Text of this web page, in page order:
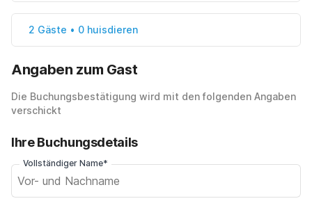
2 Gäste • 0 huisdieren
Angaben zum Gast
Die Buchungsbestätigung wird mit den folgenden Angaben
verschickt
Ihre Buchungsdetails
Vollständiger Name*